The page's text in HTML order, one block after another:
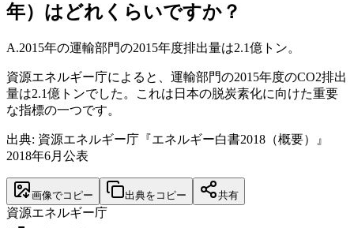
年）はどれくらいですか？
A.2015年の運輸部門の2015年度排出量は2.1億トン。
資源エネルギー庁によると、運輸部門の2015年度のCO2排出
量は2.1億トンでした。これは日本の脱炭素化に向けた重要
な指標の一つです。
出典: 資源エネルギー庁『エネルギー白書2018（概要）』
2018年6月公表
画像でコピー 出典をコピー 共有
資源エネルギー庁